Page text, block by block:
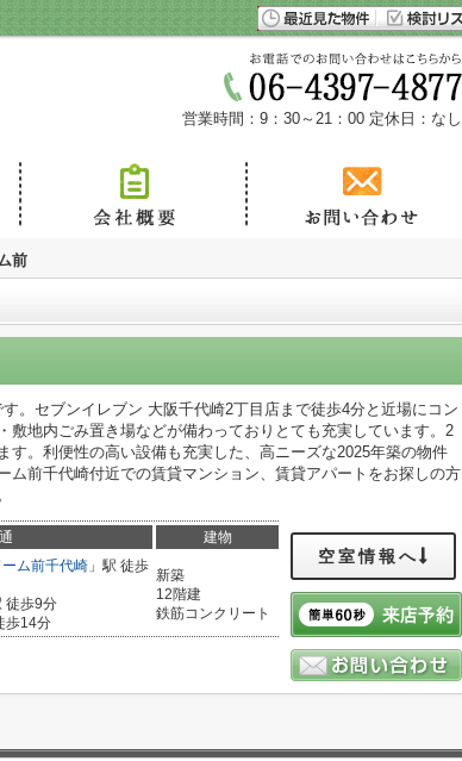
営業時間：9：30～21：00 定休日：なし
前
。セブンイレブン 大阪千代崎2丁目店まで徒歩4分と近場にコン
敷地内ごみ置き場などが備わっておりとても充実しています。2
す。利便性の高い設備も充実した、高ニーズな2025年築の物件
ム前千代崎付近での賃貸マンション、賃貸アパートをお探しの方
建物
ーム前千代崎 」駅 徒歩
徒歩9分
歩14分
新築
12階建
鉄筋コンクリート
空室情報へ